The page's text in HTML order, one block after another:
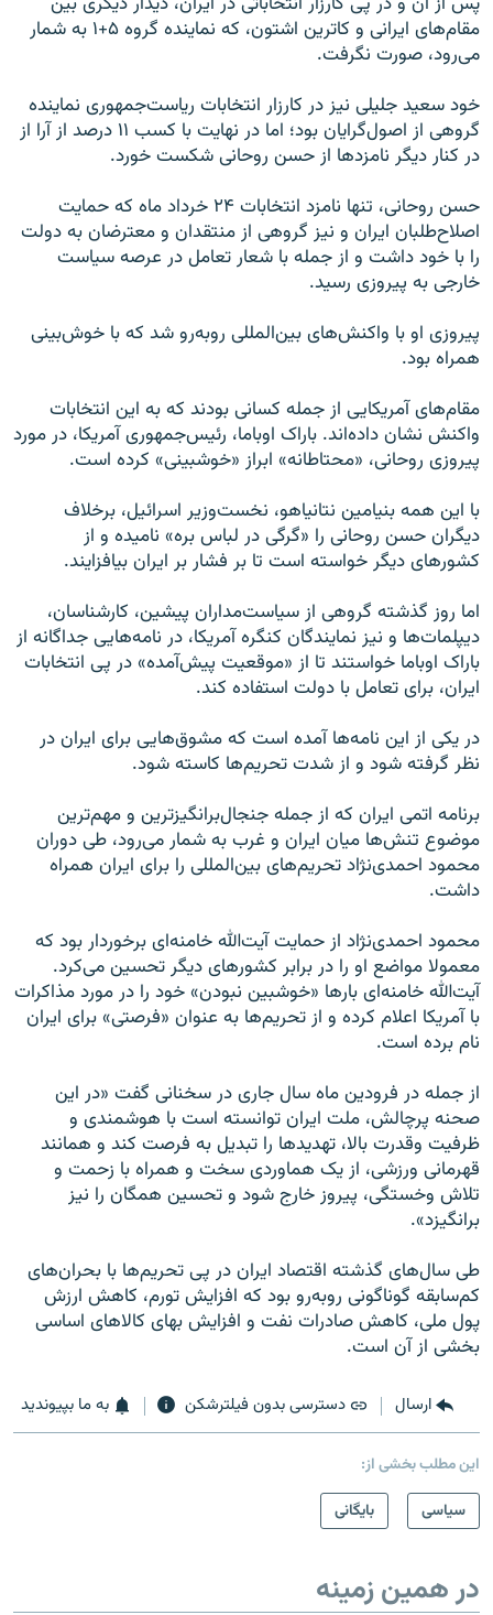
مقام‌های ایرانی و کاترین اشتون، که نماینده گروه ۵+۱ به شمار
می‌رود، صورت نگرفت.
خود سعید جلیلی نیز در کارزار انتخابات ریاست‌جمهوری نماینده
گروهی از اصول‌گرایان بود؛ اما در نهایت با کسب ۱۱ درصد از آرا از
در کنار دیگر نامزدها از حسن روحانی شکست خورد.
حسن روحانی، تنها نامزد انتخابات ۲۴ خرداد ماه که حمایت
اصلاح‌طلبان ایران و نیز گروهی از منتقدان و معترضان به دولت
را با خود داشت و از جمله با شعار تعامل در عرصه سیاست
خارجی به پیروزی رسید.
پیروزی او با واکنش‌های بین‌المللی روبه‌رو شد که با خوش‌بینی
همراه بود.
مقام‌های آمریکایی از جمله کسانی بودند که به این انتخابات
واکنش نشان داده‌اند. باراک اوباما، رئیس‌جمهوری آمریکا، در مورد
پیروزی روحانی، «محتاطانه» ابراز «خوشبینی» کرده است.
با این همه بنیامین نتانیاهو، نخست‌وزیر اسرائیل، برخلاف
دیگران حسن روحانی را «گرگی در لباس بره» نامیده و از
کشورهای دیگر خواسته است تا بر فشار بر ایران بیافزایند.
اما روز گذشته گروهی از سیاست‌مداران پیشین، کارشناسان،
دیپلمات‌ها و نیز نمایندگان کنگره آمریکا، در نامه‌هایی جداگانه از
باراک اوباما خواستند تا از «موقعیت پیش‌آمده» در پی انتخابات
ایران، برای تعامل با دولت استفاده کند.
در یکی از این نامه‌ها آمده است که مشوق‌هایی برای ایران در
نظر گرفته شود و از شدت تحریم‌ها کاسته شود.
برنامه اتمی ایران که از جمله جنجال‌برانگیزترین و مهم‌ترین
موضوع تنش‌ها میان ایران و غرب به شمار می‌رود، طی دوران
محمود احمدی‌نژاد تحریم‌های بین‌المللی را برای ایران همراه
داشت.
محمود احمدی‌نژاد از حمایت آیت‌الله خامنه‌ای برخوردار بود که
معمولا مواضع او را در برابر کشورهای دیگر تحسین می‌کرد.
آیت‌الله خامنه‌ای بارها «خوشبین نبودن» خود را در مورد مذاکرات
با آمریکا اعلام کرده و از تحریم‌ها به عنوان «فرصتی» برای ایران
نام برده است.
از جمله در فرودین ماه سال جاری در سخنانی گفت «در این
صحنه پرچالش، ملت ایران توانسته است با هوشمندی و
ظرفیت وقدرت بالا، تهدیدها را تبدیل به فرصت کند و همانند
قهرمانی ورزشی، از یک هماوردی سخت و همراه با زحمت و
تلاش وخستگی، پیروز خارج شود و تحسین همگان را نیز
برانگیزد».
طی سال‌های گذشته اقتصاد ایران در پی تحریم‌ها با بحران‌های
کم‌سابقه گوناگونی روبه‌رو بود که افزایش تورم، کاهش ارزش
پول ملی، کاهش صادرات نفت و افزایش بهای کالاهای اساسی
بخشی از آن است.
ارسال دسترسی بدون فیلترشکن به ما بپیوندید
این مطلب بخشی از:
سیاسی
بایگانی
در همین زمینه